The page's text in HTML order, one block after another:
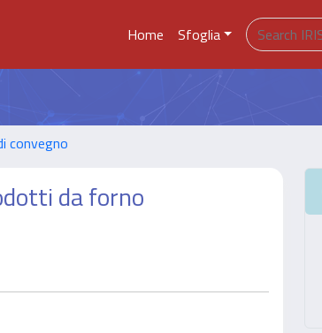
Home Sfoglia
convegno
da forno